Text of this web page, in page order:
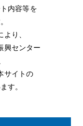
内容等を
り、
興センター
サイトの
す。